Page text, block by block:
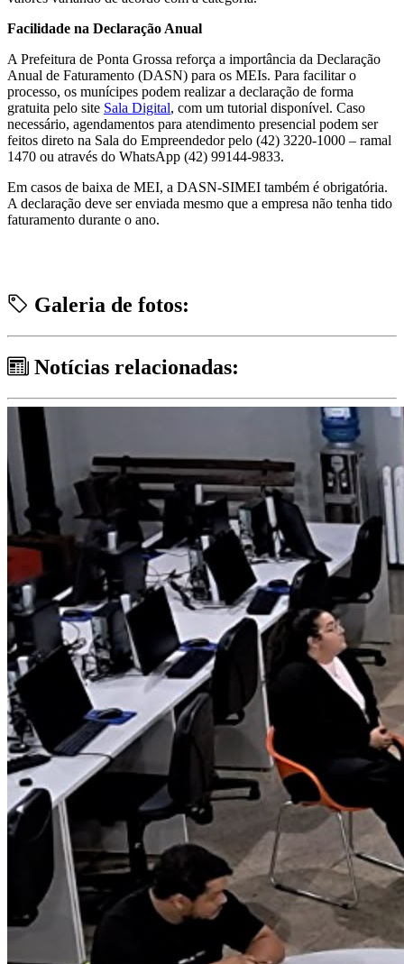
Facilidade na Declaração Anual
A Prefeitura de Ponta Grossa reforça a importância da Declaração
Anual de Faturamento (DASN) para os MEIs. Para facilitar o
processo, os munícipes podem realizar a declaração de forma
gratuita pelo site Sala Digital, com um tutorial disponível. Caso
necessário, agendamentos para atendimento presencial podem ser
feitos direto na Sala do Empreendedor pelo (42) 3220-1000 – ramal
1470 ou através do WhatsApp (42) 99144-9833.
Em casos de baixa de MEI, a DASN-SIMEI também é obrigatória.
A declaração deve ser enviada mesmo que a empresa não tenha tido
faturamento durante o ano.
Galeria de fotos:
Notícias relacionadas: